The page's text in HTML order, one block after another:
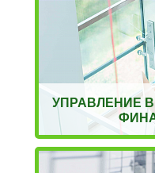
УПРАВЛЕНИЕ